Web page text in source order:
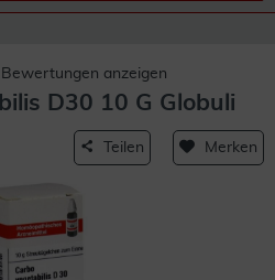
Bewertungen anzeigen
D30 10 G Globuli
Teilen Merken